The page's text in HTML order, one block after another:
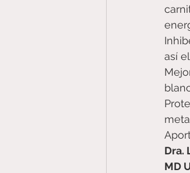
así
Dra.
MD